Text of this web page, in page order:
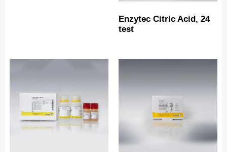
Enzytec Citric Acid, 24
test